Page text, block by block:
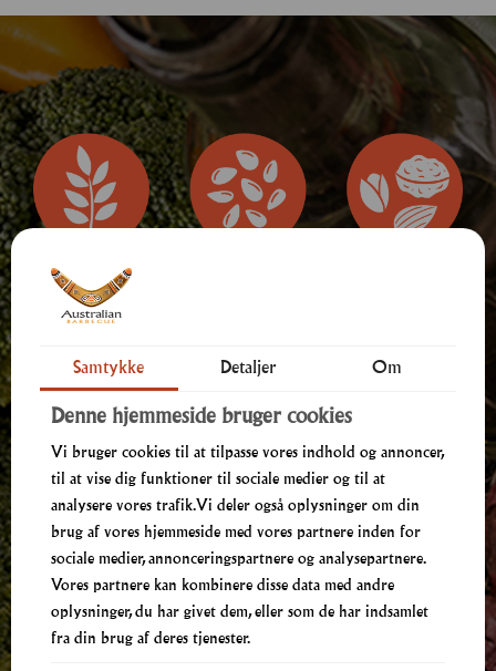
Allergener
& Ingredienser
Henvendelser omkring Allergener og ingredienser,
kontakt venligst butikken på tlf:
Samtykke Detaljer Om
Denne hjemmeside bruger cookies
Vi bruger cookies til at tilpasse vores indhold og annoncer,
til at vise dig funktioner til sociale medier og til at
analysere vores trafik. Vi deler også oplysninger om din
brug af vores hjemmeside med vores partnere inden for
sociale medier, annonceringspartnere og analysepartnere.
Vores partnere kan kombinere disse data med andre
oplysninger, du har givet dem, eller som de har indsamlet
fra din brug af deres tjenester.